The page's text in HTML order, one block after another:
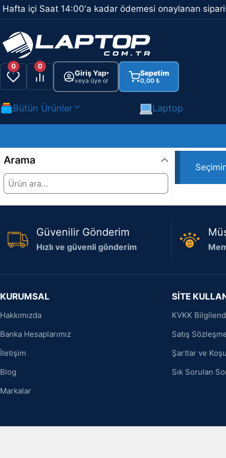
İçeriğe
atla
Hafta içi Saat 14:00'a kadar ödemesi onaylanan
0 0
Giriş Yap▾
veya üye ol
Sepetim
0,00 ₺
Bütün Ürünler Laptop
Arama
Güvenilir Gönderim
Hızlı ve güvenli gönderim
KURUMSAL
Hakkımızda
Banka Hesaplarımız
İletişim
Blog
Markalar
SİTE
KVKK
Satış
Şartlar ve
Sık Sorulan